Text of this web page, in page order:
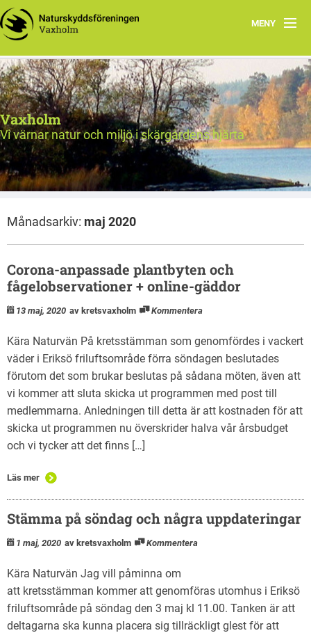
MENY
Välkommen!
Nyheter
Verksamhet
Natur & miljö
Om oss
Vaxholm
Vi värnar natur och miljö i skärgårdens hjärta
Månadsarkiv: maj 2020
Corona-anpassade plantbyten och
fågelobservationer + online-gäddor
13 maj, 2020 av kretsvaxholm Kommentera
Kära Naturvän På kretsstämman som genomfördes i vackert
väder i Eriksö friluftsområde förra söndagen beslutades
förutom det som brukar beslutas på sådana möten, även att
vi kommer att sluta skicka ut programmen med post till
medlemmarna. Anledningen till detta är att kostnaden för att
skicka ut programmen nu överskrider halva vår årsbudget
och vi tycker att det finns […]
Läs mer
Stämma på söndag och några uppdateringar
1 maj, 2020 av kretsvaxholm Kommentera
Kära Naturvän Jag vill påminna om
att kretsstämman kommer att genomföras utomhus i Eriksö
friluftsområde på söndag den 3 maj kl 11.00. Tanken är att
deltagarna ska kunna placera sig tillräckligt glest för att